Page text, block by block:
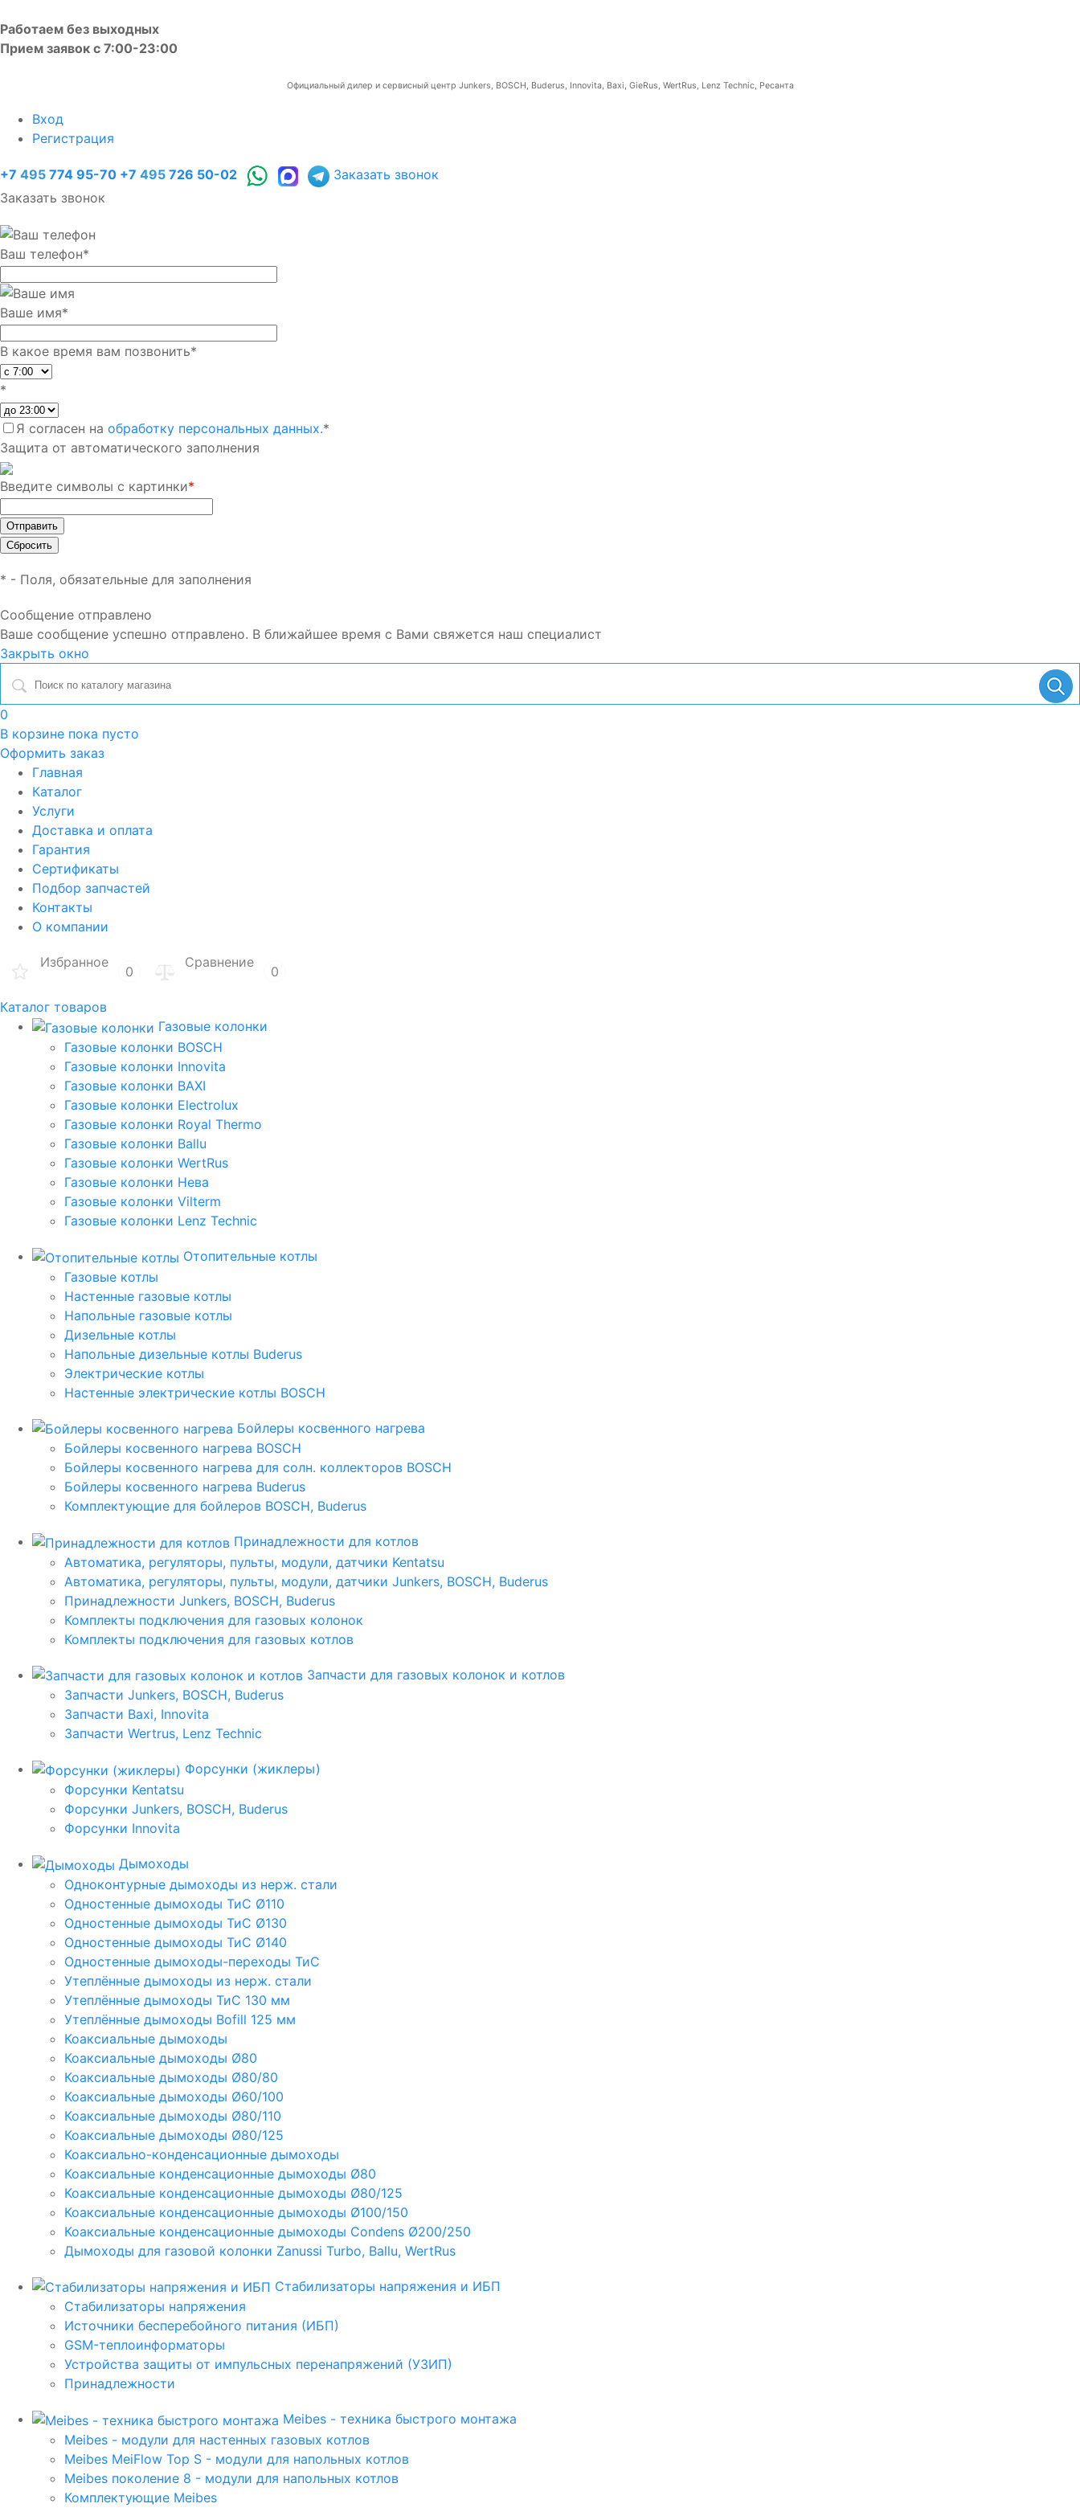
Работаем без выходных
Прием заявок с 7:00-23:00
Официальный дилер и сервисный центр Junkers, BOSCH, Buderus, Innovita, Baxi, GieRus, WertRus, Lenz Technic, Ресанта
Вход
Регистрация
+7 495 774 95-70 +7 495 726 50-02
Заказать звонок
Заказать звонок
Ваш телефон*
Ваше имя*
В какое время вам позвонить*
*
Я согласен на обработку персональных данных.*
Защита от автоматического заполнения
Введите символы с картинки*
* - Поля, обязательные для заполнения
Сообщение отправлено
Ваше сообщение успешно отправлено. В ближайшее время с Вами свяжется наш специалист
Закрыть окно
0
В корзине пока пусто
Оформить заказ
Главная
Каталог
Услуги
Доставка и оплата
Гарантия
Сертификаты
Подбор запчастей
Контакты
О компании
Избранное
0
Сравнение
0
Каталог товаров
Газовые колонки
Газовые колонки BOSCH
Газовые колонки Innovita
Газовые колонки BAXI
Газовые колонки Electrolux
Газовые колонки Royal Thermo
Газовые колонки Ballu
Газовые колонки WertRus
Газовые колонки Нева
Газовые колонки Vilterm
Газовые колонки Lenz Technic
Отопительные котлы
Газовые котлы
Настенные газовые котлы
Напольные газовые котлы
Дизельные котлы
Напольные дизельные котлы Buderus
Электрические котлы
Настенные электрические котлы BOSCH
Бойлеры косвенного нагрева
Бойлеры косвенного нагрева BOSCH
Бойлеры косвенного нагрева для солн. коллекторов BOSCH
Бойлеры косвенного нагрева Buderus
Комплектующие для бойлеров BOSCH, Buderus
Принадлежности для котлов
Автоматика, регуляторы, пульты, модули, датчики Kentatsu
Автоматика, регуляторы, пульты, модули, датчики Junkers, BOSCH, Buderus
Принадлежности Junkers, BOSCH, Buderus
Комплекты подключения для газовых колонок
Комплекты подключения для газовых котлов
Запчасти для газовых колонок и котлов
Запчасти Junkers, BOSCH, Buderus
Запчасти Baxi, Innovita
Запчасти Wertrus, Lenz Technic
Форсунки (жиклеры)
Форсунки Kentatsu
Форсунки Junkers, BOSCH, Buderus
Форсунки Innovita
Дымоходы
Одноконтурные дымоходы из нерж. стали
Одностенные дымоходы ТиС Ø110
Одностенные дымоходы ТиС Ø130
Одностенные дымоходы ТиС Ø140
Одностенные дымоходы-переходы ТиС
Утеплённые дымоходы из нерж. стали
Утеплённые дымоходы ТиС 130 мм
Утеплённые дымоходы Bofill 125 мм
Коаксиальные дымоходы
Коаксиальные дымоходы Ø80
Коаксиальные дымоходы Ø80/80
Коаксиальные дымоходы Ø60/100
Коаксиальные дымоходы Ø80/110
Коаксиальные дымоходы Ø80/125
Коаксиально-конденсационные дымоходы
Коаксиальные конденсационные дымоходы Ø80
Коаксиальные конденсационные дымоходы Ø80/125
Коаксиальные конденсационные дымоходы Ø100/150
Коаксиальные конденсационные дымоходы Condens Ø200/250
Дымоходы для газовой колонки Zanussi Turbo, Ballu, WertRus
Стабилизаторы напряжения и ИБП
Стабилизаторы напряжения
Источники бесперебойного питания (ИБП)
GSM-теплоинформаторы
Устройства защиты от импульсных перенапряжений (УЗИП)
Принадлежности
Meibes - техника быстрого монтажа
Meibes - модули для настенных газовых котлов
Meibes MeiFlow Top S - модули для напольных котлов
Meibes поколение 8 - модули для напольных котлов
Комплектующие Meibes